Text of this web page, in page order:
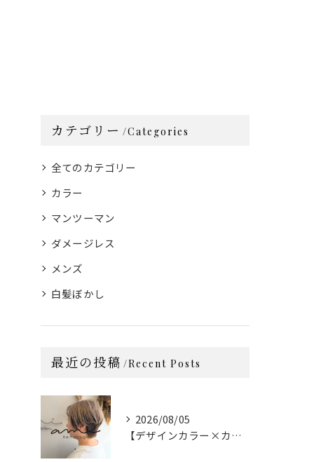
カテゴリー Categories
全てのカテゴリー
カラー
マンツーマン
ダメージレス
メンズ
白髪ぼかし
最近の投稿 Recent Posts
2026/08/05
【デザインカラー×カット】